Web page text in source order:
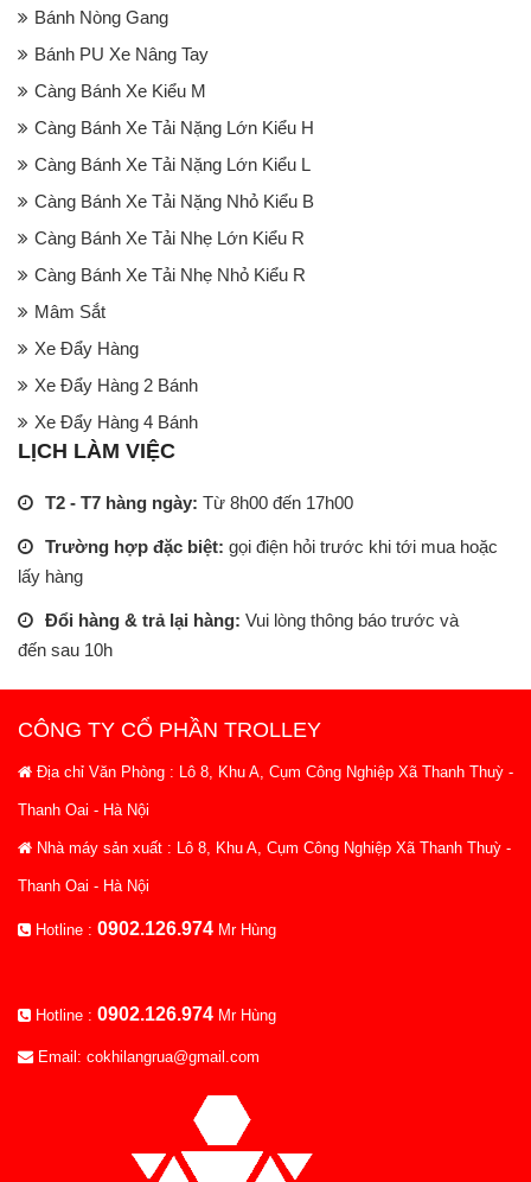
Bánh Nòng Gang
Bánh PU Xe Nâng Tay
Càng Bánh Xe Kiểu M
Càng Bánh Xe Tải Nặng Lớn Kiểu H
Càng Bánh Xe Tải Nặng Lớn Kiểu L
Càng Bánh Xe Tải Nặng Nhỏ Kiểu B
Càng Bánh Xe Tải Nhẹ Lớn Kiểu R
Càng Bánh Xe Tải Nhẹ Nhỏ Kiểu R
Mâm Sắt
Xe Đẩy Hàng
Xe Đẩy Hàng 2 Bánh
Xe Đẩy Hàng 4 Bánh
LỊCH LÀM VIỆC
T2 - T7 hàng ngày: Từ 8h00 đến 17h00
Trường hợp đặc biệt: gọi điện hỏi trước khi tới mua hoặc
lấy hàng
Đổi hàng & trả lại hàng: Vui lòng thông báo trước và
đến sau 10h
CÔNG TY CỔ PHẦN TROLLEY
Địa chỉ Văn Phòng : Lô 8, Khu A, Cụm Công Nghiệp Xã Thanh Thuỳ -
Thanh Oai - Hà Nội
Nhà máy sản xuất : Lô 8, Khu A, Cụm Công Nghiệp Xã Thanh Thuỳ -
Thanh Oai - Hà Nội
Hotline : 0902.126.974 Mr Hùng
Hotline : 0902.126.974 Mr Hùng
Email: cokhilangrua@gmail.com